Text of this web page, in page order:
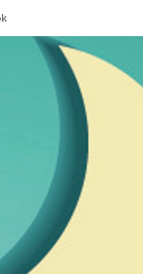
social